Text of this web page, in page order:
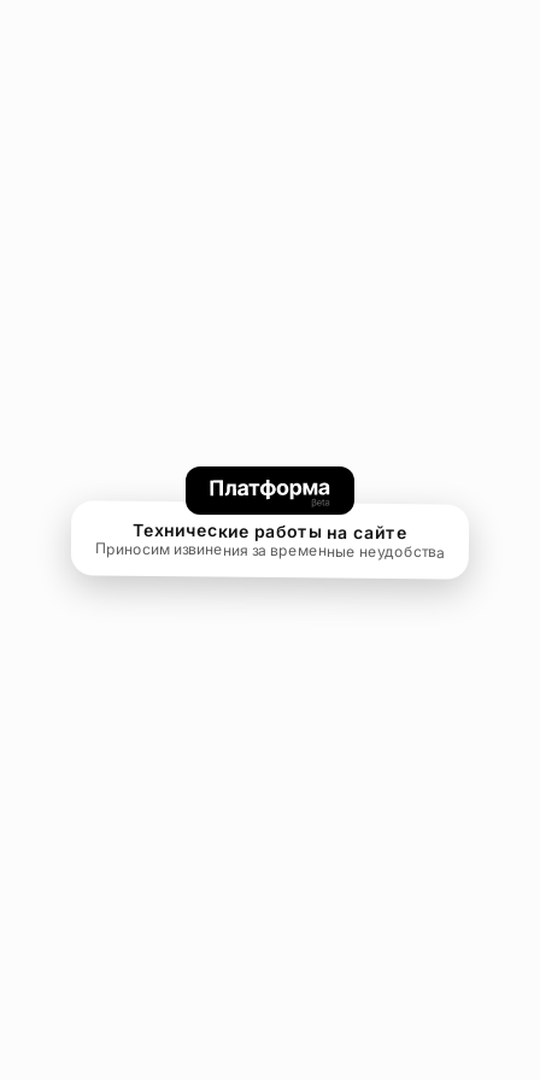
Технические работы на сайте
Приносим извинения за временные неудобства